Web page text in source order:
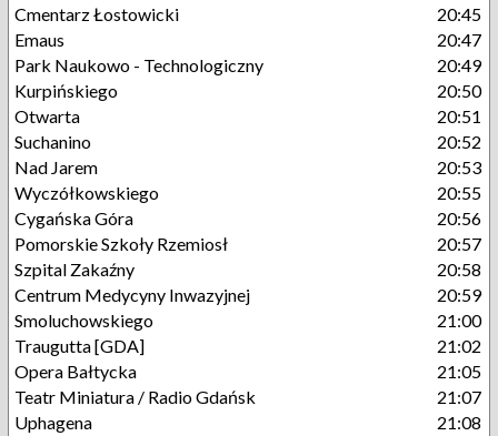
Cmentarz Łostowicki
20:45
Emaus
20:47
Park Naukowo - Technologiczny
20:49
Kurpińskiego
20:50
Otwarta
20:51
Suchanino
20:52
Nad Jarem
20:53
Wyczółkowskiego
20:55
Cygańska Góra
20:56
Pomorskie Szkoły Rzemiosł
20:57
Szpital Zakaźny
20:58
Centrum Medycyny Inwazyjnej
20:59
Smoluchowskiego
21:00
Traugutta [GDA]
21:02
Opera Bałtycka
21:05
Teatr Miniatura / Radio Gdańsk
21:07
Uphagena
21:08